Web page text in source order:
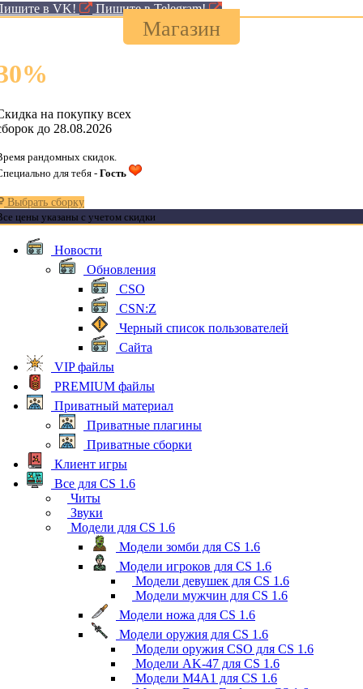
в VK! Пишите в Telegram!
Магазин
%
на покупку всех
до 28.08.2026
рандомных скидок.
для тебя - Гость
Выбрать сборку
цены указаны с учетом скидки
Новости
Обновления
CSO
CSN:Z
Черный список пользователей
Сайта
VIP файлы
PREMIUM файлы
Приватный материал
Приватные плагины
Приватные сборки
Клиент игры
Все для CS 1.6
Читы
Звуки
Модели для CS 1.6
Модели зомби для CS 1.6
Модели игроков для CS 1.6
Модели девушек для CS 1.6
Модели мужчин для CS 1.6
Модели ножа для CS 1.6
Модели оружия для CS 1.6
Модели оружия CSO для CS 1.6
Модели AK-47 для CS 1.6
Модели M4A1 для CS 1.6